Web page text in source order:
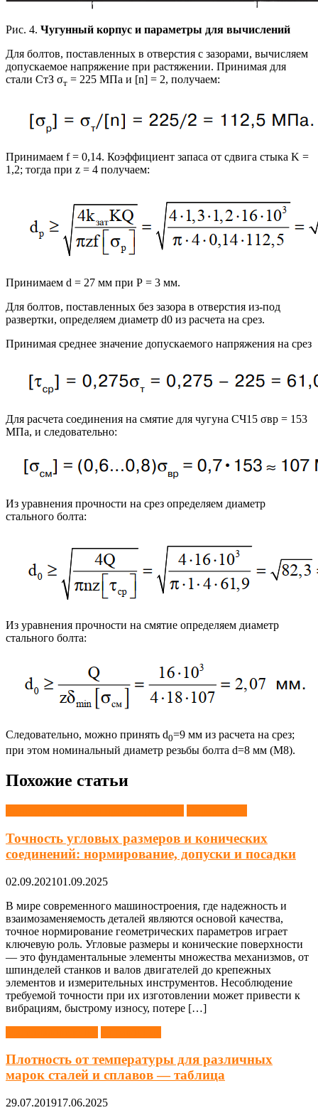
Рис. 4. Чугунный корпус и параметры для вычислений
Для болтов, поставленных в отверстия с зазорами, вычисляем
допускаемое напряжение при растяжении. Принимая для
стали СтЗ σт = 225 МПа и [n] = 2, получаем:
Принимаем f = 0,14. Коэффициент запаса от сдвига стыка K =
1,2; тогда при z = 4 получаем:
Принимаем d = 27 мм при Р = 3 мм.
Для болтов, поставленных без зазора в отверстия из-под
развертки, определяем диаметр d0 из расчета на срез.
Принимая среднее значение допускаемого напряжения на срез
Для расчета соединения на смятие для чугуна СЧ15 σвр = 153
МПа, и следовательно:
Из уравнения прочности на срез определяем диаметр
стального болта:
Из уравнения прочности на смятие определяем диаметр
стального болта:
Следовательно, можно принять d0=9 мм из расчета на срез;
при этом номинальный диаметр резьбы болта d=8 мм (M8).
Похожие статьи
Точность угловых размеров и конических
соединений: нормирование, допуски и посадки
02.09.202101.09.2025
В мире современного машиностроения, где надежность и
взаимозаменяемость деталей являются основой качества,
точное нормирование геометрических параметров играет
ключевую роль. Угловые размеры и конические поверхности
— это фундаментальные элементы множества механизмов, от
шпинделей станков и валов двигателей до крепежных
элементов и измерительных инструментов. Несоблюдение
требуемой точности при их изготовлении может привести к
вибрациям, быстрому износу, потере […]
Плотность от температуры для различных
марок сталей и сплавов — таблица
29.07.201917.06.2025